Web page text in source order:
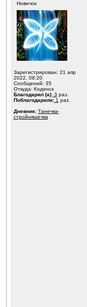
Новичок
Зарегистрирован: 21 апр
2022, 08:20
Сообщений: 35
Откуда: Кодинск
Благодарил (а):3 раз.
Поблагодарили:1 раз.
Дневник: Танечка-
стройняшечка